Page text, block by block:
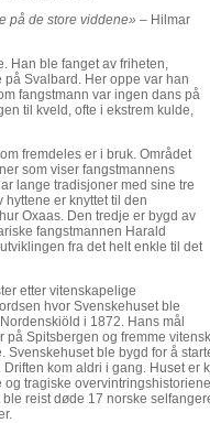
på de store viddene» – Hilmar
Han ble fanget av friheten,
Svalbard. Her oppe var han
fangstmann var ingen dans på
til kveld, ofte i ekstrem kulde,
fremdeles er i bruk. Området
som viser fangstmannens
lange tradisjoner med sine tre
hyttene er knyttet til den
Oxaas. Den tredje er bygd av
fangstmannen Harald
fra det helt enkle til det
etter vitenskapelige
hvor Svenskehuset ble
i 1872. Hans mål
på Spitsbergen og fremme
Svenskehuset ble bygd for å
kom aldri i gang. Huset er
og tragiske
reist døde 17 norske